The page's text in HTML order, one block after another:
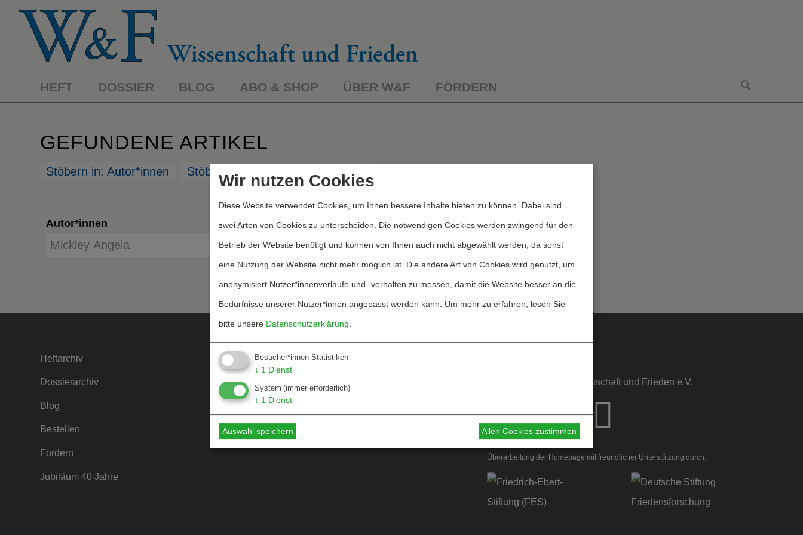
HEFT DOSSIER BLOG ABO & SHOP ÜBER W&F FÖRDERN
GEFUNDENE ARTIKEL
Stöbern in: Autor*innen Stöbern in: Stichworte/Kategorien
Autor*innen Kategorien
Heftarchiv
Dossierarchiv
Blog
Bestellen
Fördern
Jubiläum 40 Jahre
Kontakt
Mediadaten
Hinweise für Autor*innen
Hinweise für Dossiers
Informationsstelle Wissenschaft und Frieden e.V.
Überarbeitung der Homepage mit freundlicher Unterstützung durch:
Wir nutzen Cookies
Diese Website verwendet Cookies, um Ihnen bessere Inhalte bieten zu können. Dabei sind
zwei Arten von Cookies zu unterscheiden. Die notwendigen Cookies werden zwingend für den
Betrieb der Website benötigt und können von Ihnen auch nicht abgewählt werden, da sonst
eine Nutzung der Website nicht mehr möglich ist. Die andere Art von Cookies wird genutzt, um
anonymisiert Nutzer*innenverläufe und -verhalten zu messen, damit die Website besser an die
Bedürfnisse unserer Nutzer*innen angepasst werden kann. Um mehr zu erfahren, lesen Sie
bitte unsere Datenschutzerklärung
Besucher*innen-Statistiken
↓ 1 Dienst
System (immer erforderlich)
↓ 1 Dienst
Auswahl speichern Allen Cookies zustimmen